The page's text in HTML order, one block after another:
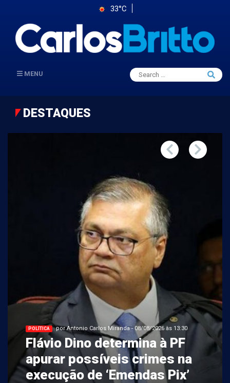
33°C
MENU
Search
for:
Search
DESTAQUES
POLÍTICA por Antonio Carlos Miranda - 08/08/2026 às 13:30
Flávio Dino determina à PF
apurar possíveis crimes na
execução de ‘Emendas Pix’